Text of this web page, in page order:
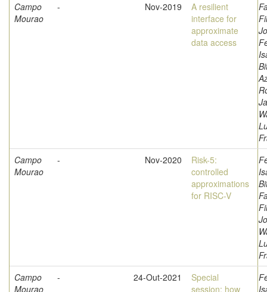
Campo
Mourao
- Nov-2019
A resilient
interface for
approximate
data access
Campo
Mourao
- Nov-2020
Risk-5:
controlled
approximations
for RISC-V
Campo
Mourao
- 24-Out-2021
Special
session: how